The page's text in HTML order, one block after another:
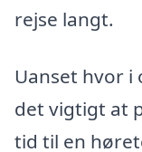
rejse langt.
Uanset hvor
det vigtigt at
tid til en